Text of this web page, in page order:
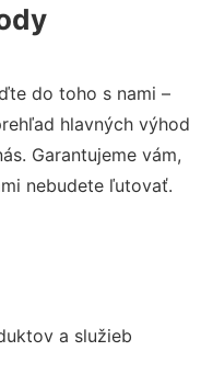
do toho s nami –
hlavných výhod
Garantujeme vám,
nebudete ľutovať.
a služieb